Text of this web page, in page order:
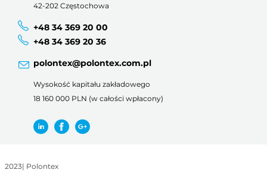
42-202 Częstochowa
+48 34 369 20 00
+48 34 369 20 36
polontex@polontex.com.pl
Wysokość kapitału zakładowego
18 160 000 PLN (w całości wpłacony)
2023| Polontex